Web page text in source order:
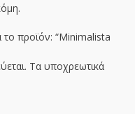
το προϊόν: “Minimalista
Τα υποχρεωτικά